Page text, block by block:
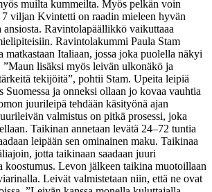
muilta kummeilta. Myös pelkän voin
viljan Kvintetti on raadin mieleen hyvän
ansiosta. Ravintolapäällikkö vaikuttaaa
Ravintolakummi Paula Stam
matkastaan Italiaan, jossa joka puolella näkyi
”Maun lisäksi myös leivän ulkonäkö ja
tekijöitä”, pohtii Stam. Upeita leipiä
Suomessa ja onneksi ollaan jo kovaa vauhtia
juurileipä tehdään käsityönä ajan
valmistus on pitkä prosessi, joka
Taikinan annetaan levätä 24–72 tuntia
leipään sen ominainen maku. Taikinaa
jotta taikinaan saadaan juuri
koostumus. Levon jälkeen taikina muotoillaan
Leivät valmistetaan niin, että ne ovat